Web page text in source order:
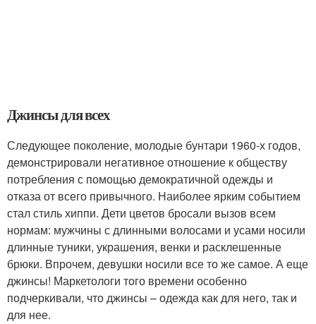
Джинсы для всех
Следующее поколение, молодые бунтари 1960-х годов,
демонстрировали негативное отношение к обществу
потребления с помощью демократичной одежды и
отказа от всего привычного. Наиболее ярким событием
стал стиль хиппи. Дети цветов бросали вызов всем
нормам: мужчины с длинными волосами и усами носили
длинные туники, украшения, венки и расклешенные
брюки. Впрочем, девушки носили все то же самое. А еще
джинсы! Маркетологи того времени особенно
подчеркивали, что джинсы – одежда как для него, так и
для нее.